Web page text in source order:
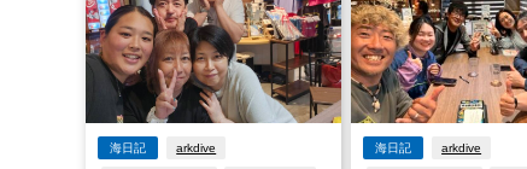
海日記 arkdive 海日記 arkdive